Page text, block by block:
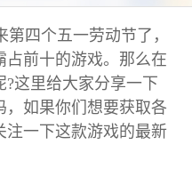
第四个五一劳动节了，
占前十的游戏。那么在
这里给大家分享一下
，如果你们想要获取各
注一下这款游戏的最新